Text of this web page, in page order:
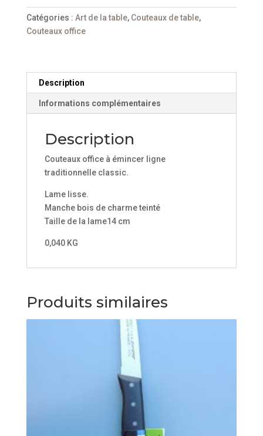
émincer
Catégories : Art de la table, Couteaux de table,
Couteaux office
Description
Informations complémentaires
Description
Couteaux office à émincer ligne
traditionnelle classic.
Lame lisse.
Manche bois de charme teinté
Taille de la lame14 cm
0,040 KG
Produits similaires